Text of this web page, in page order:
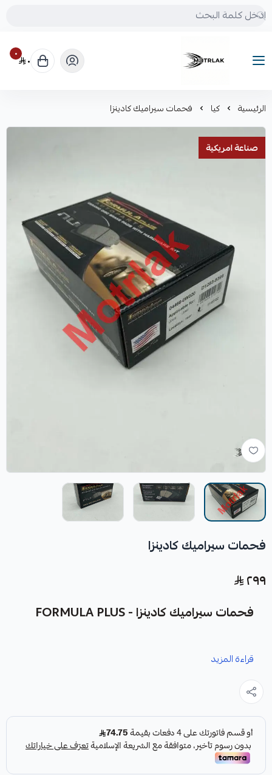
Motrlak
٠ ٠
الرئيسية كيا فحمات سيراميك كادينزا
صناعة امريكية
فحمات سيراميك كادينزا
٢٩٩
فحمات سيراميك كادينزا - FORMULA PLUS
نظام الفرامل في سيارتك.
مميزات المنتج:
قراءة المزيد